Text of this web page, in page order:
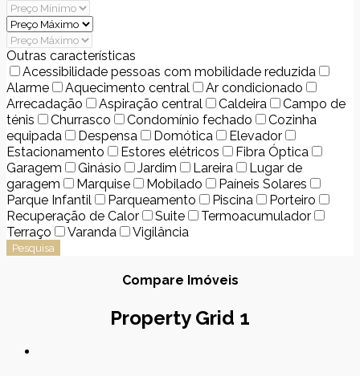
Outras características
Acessibilidade pessoas com mobilidade reduzida
Alarme
Aquecimento central
Ar condicionado
Arrecadação
Aspiração central Caldeira
Campo de
ténis
Churrasco Condomínio fechado
Cozinha
equipada
Despensa Domótica
Elevador
Estacionamento
Estores elétricos
Fibra Óptica
Garagem
Ginásio Jardim Lareira
Lugar de
garagem
Marquise Mobilado
Paíneis Solares
Parque Infantil
Parqueamento Piscina
Porteiro
Recuperação de Calor
Suite
Termoacumulador
Terraço
Varanda Vigilância
Pesquisa
Compare Imóveis
Property Grid 1